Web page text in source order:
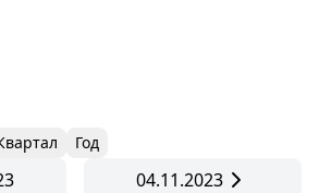
Год
04.11.2023